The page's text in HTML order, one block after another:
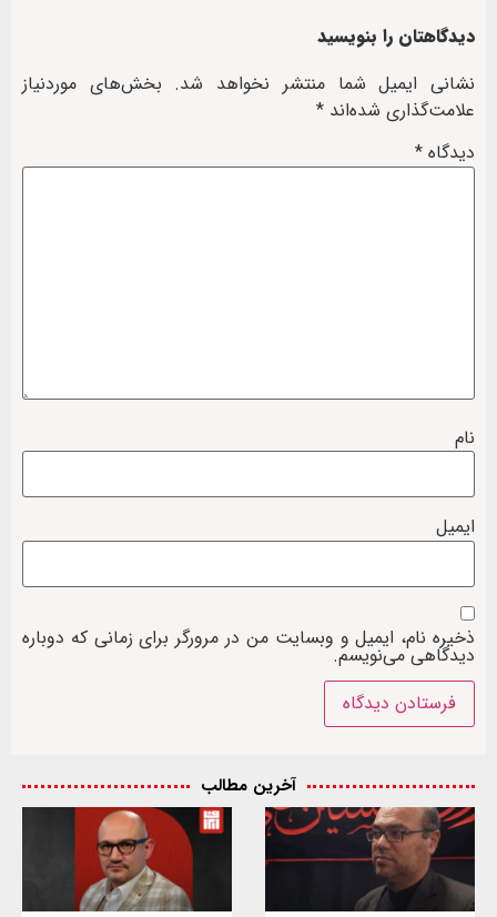
دیدگاهتان را بنویسید
نشانی ایمیل شما منتشر نخواهد شد. بخش‌های موردنیاز
علامت‌گذاری شده‌اند *
دیدگاه *
نام
ایمیل
ذخیره نام، ایمیل و وبسایت من در مرورگر برای زمانی که دوباره
دیدگاهی می‌نویسم.
آخرین مطالب